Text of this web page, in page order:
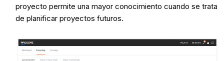
proyecto permite una mayor conocimiento cuando se trata
de planificar proyectos futuros.